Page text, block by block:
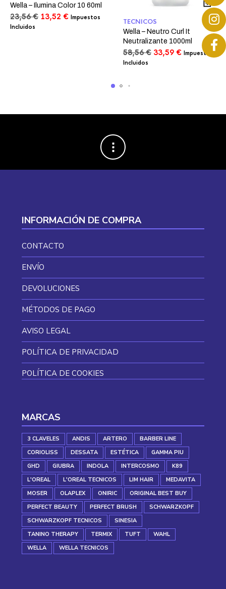
Wella – Ilumina Color 10 60ml
23,56€ El
13,52 €ElImpuestos
Incluidos
TECNICOS
Wella – Neutro Curl It
Neutralizante 1000ml
58,56€ El
33,59 €ElImpuestos
Incluidos
INFORMACIÓN DE COMPRA
CONTACTO
ENVÍO
DEVOLUCIONES
MÉTODOS DE PAGO
AVISO LEGAL
POLÍTICA DE PRIVACIDAD
POLÍTICA DE COOKIES
MARCAS
3 CLAVELES ANDIS ARTERO
BARBER LINE
CORIOLISS
DESSATA ESTÉTICA
GAMMA PIU
GHD
GIUBRA INDOLA INTERCOSMO
K89
L'OREAL
L'OREAL TECNICOS LIM HAIR
MEDAVITA
MOSER
OLAPLEX ONIRIC
ORIGINAL BEST BUY
PERFECT BEAUTY
PERFECT BRUSH
SCHWARZKOPF
SCHWARZKOPF TECNICOS
SINESIA
TANINO THERAPY
TERMIX TUFT
WAHL
WELLA
WELLA TECNICOS